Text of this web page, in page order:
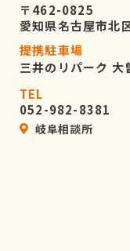
〒462-0825
愛知県名古屋市北
提携駐車場
三井のリパーク 大
TEL
052-982-8381
岐阜相談所